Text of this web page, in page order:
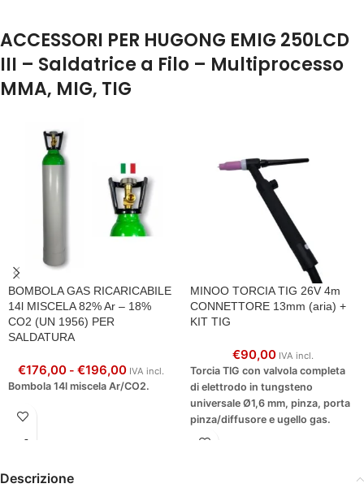
ACCESSORI PER HUGONG EMIG 250LCD
III – Saldatrice a Filo – Multiprocesso
MMA, MIG, TIG
BOMBOLA GAS RICARICABILE
14l MISCELA 82% Ar – 18%
CO2 (UN 1956) PER
SALDATURA
€176,00 - €196,00 IVA incl.
Bombola 14l miscela Ar/CO2.
MINOO TORCIA TIG 26V 4m
CONNETTORE 13mm (aria) +
KIT TIG
€90,00 IVA incl.
Torcia TIG con valvola completa
di elettrodo in tungsteno
universale Ø1,6 mm, pinza, porta
pinza/diffusore e ugello gas.
Contattaci per
Descrizione